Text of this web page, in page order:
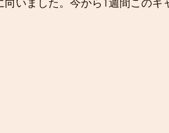
いました。今から1週間このキ